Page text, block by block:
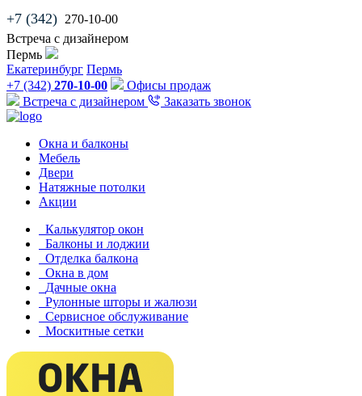
+7 (342) 270-10-00
Встреча с дизайнером
Пермь
Екатеринбург Пермь
+7 (342) 270-10-00
Офисы продаж
Встреча с дизайнером
Заказать звонок
Окна и балконы
Мебель
Двери
Натяжные потолки
Акции
Калькулятор окон
Балконы и лоджии
Отделка балкона
Окна в дом
Дачные окна
Рулонные шторы и жалюзи
Сервисное обслуживание
Москитные сетки